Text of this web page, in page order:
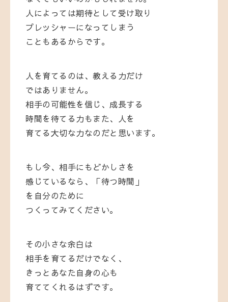
人によっては期待として受け取り
プレッシャーになってしまう
こともあるからです。
人を育てるのは、教える力だけ
ではありません。
相手の可能性を信じ、成長する
時間を待てる力もまた、人を
育てる大切な力なのだと思います。
もし今、相手にもどかしさを
感じているなら、「待つ時間」
を自分のために
つくってみてください。
その小さな余白は
相手を育てるだけでなく、
きっとあなた自身の心も
育ててくれるはずです。